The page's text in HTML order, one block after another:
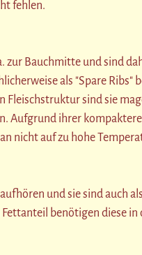
fehlen.
Bauchmitte und sind
als "Spare
sind sie
Aufgrund ihrer
nicht auf zu hohe
und sie sind auch
benötigen diese in